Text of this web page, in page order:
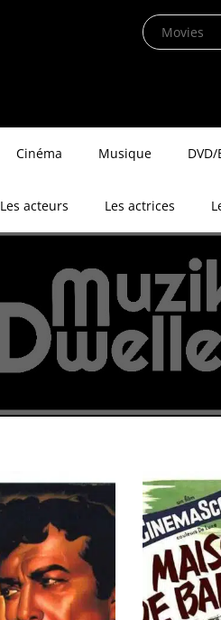
Cinéma Musique
Les acteurs Les actrices